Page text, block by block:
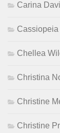
Carina
Cassiopeia
Chellea
Christina
Christine
Christine